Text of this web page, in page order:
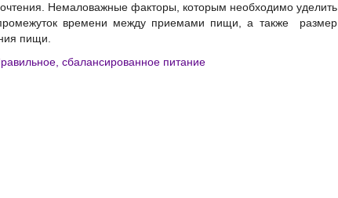
Немаловажные факторы, которым необходимо уделить
времени между приемами пищи, а также размер
пищи.